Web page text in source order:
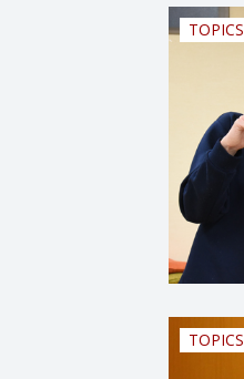
TOPICS
TOPICS